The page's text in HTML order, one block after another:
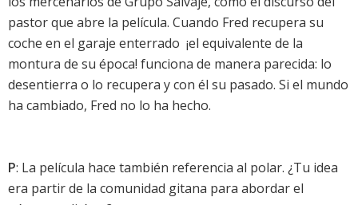
pastor que abre la película. Cuando Fred recupera su
coche en el garaje enterrado  ¡el equivalente de la
montura de su época! funciona de manera parecida: lo
desentierra o lo recupera y con él su pasado. Si el mundo
ha cambiado, Fred no lo ha hecho.
P: La película hace también referencia al polar. ¿Tu idea
era partir de la comunidad gitana para abordar el